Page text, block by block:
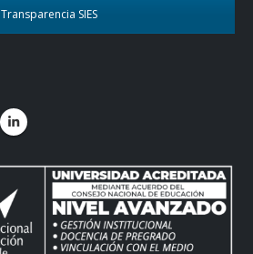
Transparencia SIES